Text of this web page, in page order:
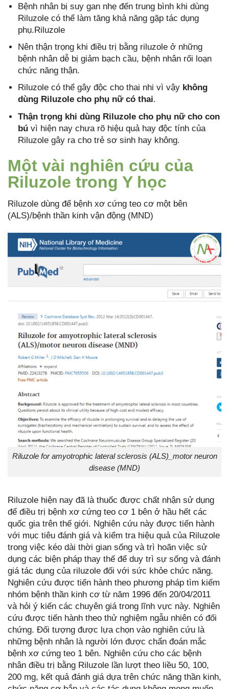
Bệnh nhân bị suy gan nhẹ đến trung bình khi dùng
Riluzole có thể làm tăng khả năng gặp tác dụng
phụ.Riluzole
Nên thận trọng khi điều trị bằng riluzole ở những
bệnh nhân dễ bị giảm bạch cầu, bệnh nhân rối loạn
chức năng thận.
Riluzole có thể gây độc cho thai nhi vì vậy không
dùng Riluzole cho phụ nữ có thai.
Thận trọng khi dùng Riluzole cho phụ nữ cho con
bú vì hiện nay chưa rõ hiệu quả hay độc tính của
Riluzole gây ra cho trẻ sơ sinh hay không.
Một vài nghiên cứu của
Riluzole trong Y học
Riluzole dùng để bệnh xơ cứng teo cơ một bên
(ALS)/bệnh thần kinh vận động (MND)
Riluzole for amyotrophic lateral sclerosis (ALS)_motor neuron
disease (MND)
Riluzole hiện nay đã là thuốc được chất nhận sử dụng
để điều trị bệnh xơ cứng teo cơ 1 bên ở hầu hết các
quốc gia trên thế giới. Nghiên cứu này được tiến hành
với mục tiêu đánh giá và kiểm tra hiệu quả của Riluzole
trong việc kéo dài thời gian sống và trì hoãn việc sử
dụng các biện pháp thay thế để duy trì sự sống và đánh
giá tác dụng của riluzole đối với sức khỏe chức năng.
Nghiên cứu được tiến hành theo phương pháp tìm kiếm
nhóm bệnh thần kinh cơ từ năm 1996 đến 20/04/2011
và hỏi ý kiến các chuyên giá trong lĩnh vực này. Nghiên
cứu được tiến hành theo thử nghiệm ngẫu nhiên có đối
chứng. Đối tượng được lựa chọn vào nghiên cứu là
những bệnh nhân là người lớn được chẩn đoán mắc
bệnh xơ cứng teo 1 bên. Nghiên cứu cho các bệnh
nhân điều trị bằng Riluzole lần lượt theo liều 50, 100,
200 mg, kết quả đánh giá dựa trên chức năng thần kinh,